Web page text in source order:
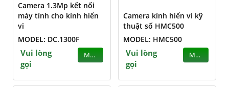
Camera 1.3Mp kết nối
máy tính cho kính hiển
vi
MODEL: DC.1300F
Vui lòng
gọi
MUA
Camera kính hiển vi kỹ
thuật số HMC500
MODEL: HMC500
Vui lòng
gọi
MUA